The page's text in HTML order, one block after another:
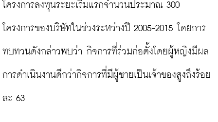
โครงการลงทุนระยะเริ่มแรกจำนวนประมาณ 300
โครงการของบริษัทในช่วงระหว่างปี 2005-2015 โดยการ
ทบทวนดังกล่าวพบว่า กิจการที่ร่วมก่อตั้งโดยผู้หญิงมีผล
การดำเนินงานดีกว่ากิจการที่มีผู้ชายเป็นเจ้าของสูงถึงร้อย
ละ 63